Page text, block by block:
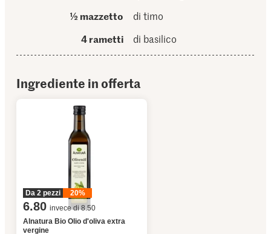
½ mazzetto
di timo
4 rametti
di basilico
Ingrediente in offerta
Da 2 pezzi 20%
6.80 invece di 8.50
Alnatura Bio Olio d'oliva extra
vergine